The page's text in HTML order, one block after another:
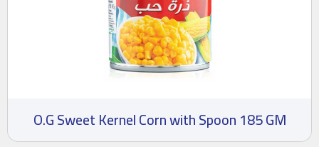
O.G Sweet Kernel Corn with Spoon 185 GM